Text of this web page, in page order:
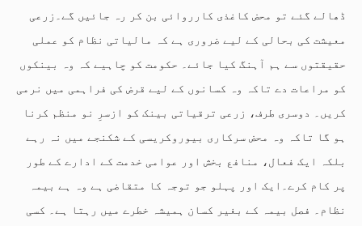
ڈھالے گئے تو محض کاغذی کارروائی بن کر رہ جائیں گے۔زرعی
معیشت کی بحالی کے لیے ضروری ہے کہ مالیاتی نظام کو عملی
حقیقتوں سے ہم آہنگ کیا جائے۔ حکومت کو چاہیے کہ وہ بینکوں
کو مراعات دے تاکہ وہ کسانوں کے لیے قرض کی فراہمی میں نرمی
کریں۔ دوسری طرف، زرعی ترقیاتی بینک کو ازسرِ نو منظم کرنا
ہو گا تاکہ وہ محض سرکاری بیوروکریسی کے شکنجے میں نہ رہے
بلکہ ایک فعال، منافع بخش اور عوامی خدمت کے ادارے کے طور
پر کام کرے۔ایک اور پہلو جو توجہ کا متقاضی ہے وہ ہے بیمہ
نظام۔ فصل بیمہ کے بغیر کسان ہمیشہ خطرے میں رہتا ہے۔ کسی